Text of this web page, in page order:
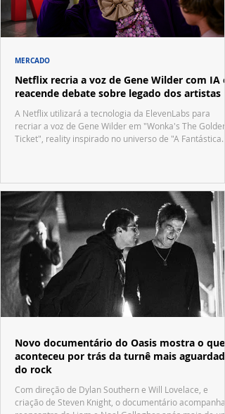
Netflix recria a voz de Gene Wilder com IA e
reacende debate sobre legado dos artistas
A Netflix utilizará a tecnologia da ElevenLabs para
recriar a voz de Gene Wilder em "Wonka's The Golden
Ticket", reality inspirado no universo de "A Fantástica
MERCADO
Novo documentário do Oasis mostra o que
aconteceu por trás da turnê mais aguardada
do rock
Com direção de Dylan Southern e Will Lovelace, e
criação de Steven Knight, o documentário acompanha